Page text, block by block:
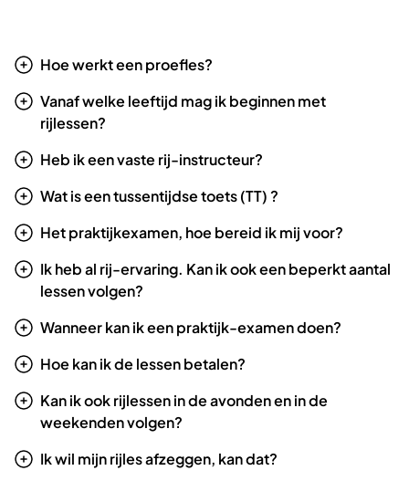
Hoe werkt een proefles?
Vanaf welke leeftijd mag ik beginnen met
rijlessen?
Heb ik een vaste rij-instructeur?
Wat is een tussentijdse toets (TT) ?
Het praktijkexamen, hoe bereid ik mij voor?
Ik heb al rij-ervaring. Kan ik ook een beperkt aantal
lessen volgen?
Wanneer kan ik een praktijk-examen doen?
Hoe kan ik de lessen betalen?
Kan ik ook rijlessen in de avonden en in de
weekenden volgen?
Ik wil mijn rijles afzeggen, kan dat?